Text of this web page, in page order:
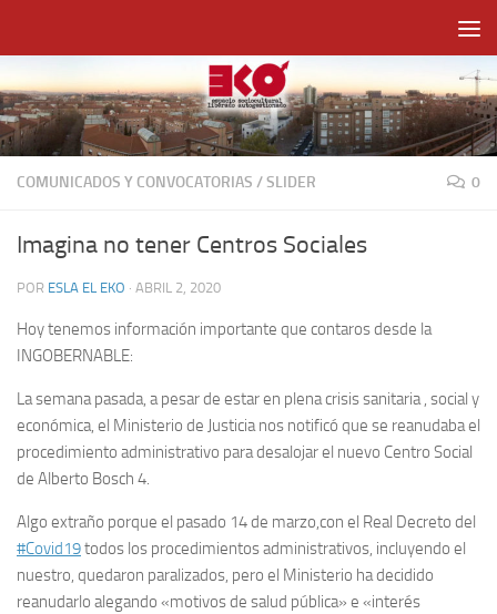
COMUNICADOS Y CONVOCATORIAS /SLIDER 0
Imagina no tener Centros Sociales
POR ESLA EL EKO · ABRIL 2, 2020
Hoy tenemos información importante que contaros desde la
INGOBERNABLE:
La semana pasada, a pesar de estar en plena crisis sanitaria , social y
económica, el Ministerio de Justicia nos notificó que se reanudaba el
procedimiento administrativo para desalojar el nuevo Centro Social
de Alberto Bosch 4.
Algo extraño porque el pasado 14 de marzo,con el Real Decreto del
#Covid19todos los procedimientos administrativos, incluyendo el
nuestro, quedaron paralizados, pero el Ministerio ha decidido
reanudarlo alegando «motivos de salud pública» e «interés